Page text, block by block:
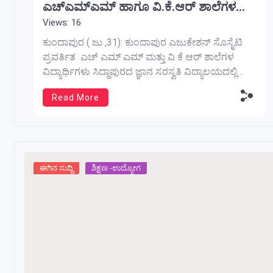
ಎಚ್ಎಮ್ಎಮ್ ಹಾಗೂ ವಿ.ಕೆ.ಆರ್ ಶಾಲೆಗಳ
ವಿದ್ಯಾರ್ಥಿಗಳು
Views: 16
ಕುಂದಾಪುರ ( ಜು ,31): ಕುಂದಾಪುರ ಎಜುಕೇಶನ್ ಸೊಸೈಟಿ
ಪ್ರವರ್ತಿತ ಎಚ್ ಎಮ್ ಎಮ್ ಮತ್ತು ವಿ ಕೆ ಆರ್ ಶಾಲೆಗಳ
ವಿದ್ಯಾರ್ಥಿಗಳು ಸಿದ್ದಾಪುರದ ಜ್ಞಾನ ಸರಸ್ವತಿ ವಿದ್ಯಾಲಯದಲ್ಲಿ
ನಡೆದ ಕುಂದಾಪುರ ವಲಯ ಮಟ್ಟದ ಚೆಸ್ ಪಂದ್ಯಾಟದಲ್ಲಿ
ಅತ್ಯುತ್ತಮ ಸಾಧನೆ ಮಾಡಿದ್ದಾರೆ. 14 ವರ್ಷದೊಳಗಿನ
Read More
ಈಗಿನ ಸುದ್ದಿ ಶಿಕ್ಷಣ -ಉದ್ಯೋಗ